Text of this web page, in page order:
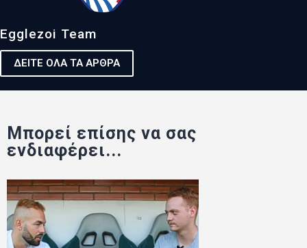
Egglezoi Team
ΔΕΙΤΕ ΟΛΑ ΤΑ ΑΡΘΡΑ
Μπορεί επίσης να σας
ενδιαφέρει...